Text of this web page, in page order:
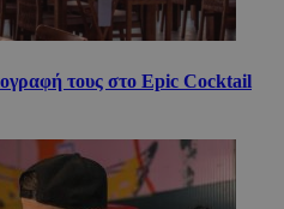
τους στο Epic Cocktail